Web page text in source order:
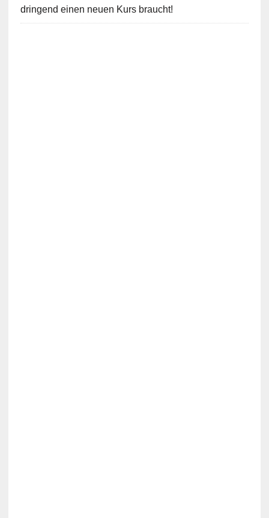
dringend einen neuen Kurs braucht!